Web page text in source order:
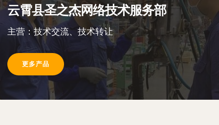
云霄县圣之杰网络技术服务部
主营：技术交流、技术转让
更多产品